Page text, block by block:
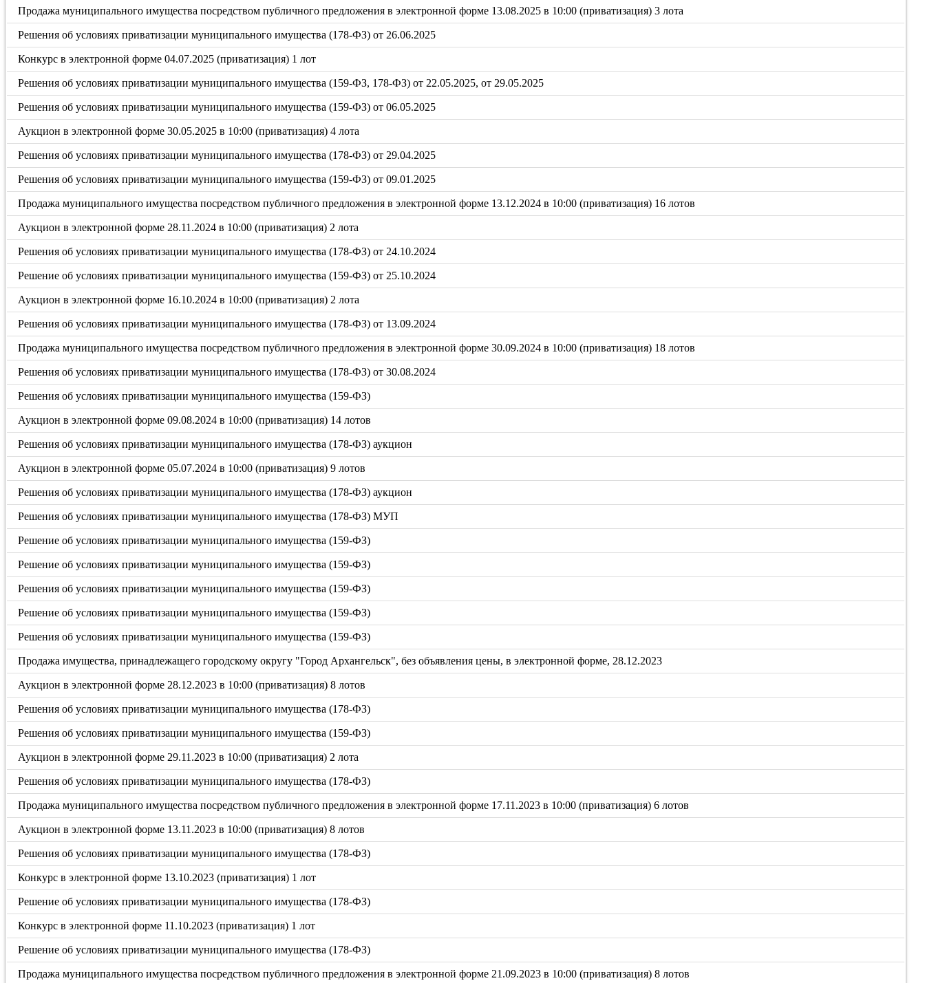
Продажа муниципального имущества посредством публичного предложения в электронной форме 13.08.2025 в 10:00 (приватизация) 3 лота
Решения об условиях приватизации муниципального имущества (178-ФЗ) от 26.06.2025
Конкурс в электронной форме 04.07.2025 (приватизация) 1 лот
Решения об условиях приватизации муниципального имущества (159-ФЗ, 178-ФЗ) от 22.05.2025, от 29.05.2025
Решения об условиях приватизации муниципального имущества (159-ФЗ) от 06.05.2025
Аукцион в электронной форме 30.05.2025 в 10:00 (приватизация) 4 лота
Решения об условиях приватизации муниципального имущества (178-ФЗ) от 29.04.2025
Решения об условиях приватизации муниципального имущества (159-ФЗ) от 09.01.2025
Продажа муниципального имущества посредством публичного предложения в электронной форме 13.12.2024 в 10:00 (приватизация) 16 лотов
Аукцион в электронной форме 28.11.2024 в 10:00 (приватизация) 2 лота
Решения об условиях приватизации муниципального имущества (178-ФЗ) от 24.10.2024
Решение об условиях приватизации муниципального имущества (159-ФЗ) от 25.10.2024
Аукцион в электронной форме 16.10.2024 в 10:00 (приватизация) 2 лота
Решения об условиях приватизации муниципального имущества (178-ФЗ) от 13.09.2024
Продажа муниципального имущества посредством публичного предложения в электронной форме 30.09.2024 в 10:00 (приватизация) 18 лотов
Решения об условиях приватизации муниципального имущества (178-ФЗ) от 30.08.2024
Решения об условиях приватизации муниципального имущества (159-ФЗ)
Аукцион в электронной форме 09.08.2024 в 10:00 (приватизация) 14 лотов
Решения об условиях приватизации муниципального имущества (178-ФЗ) аукцион
Аукцион в электронной форме 05.07.2024 в 10:00 (приватизация) 9 лотов
Решения об условиях приватизации муниципального имущества (178-ФЗ) аукцион
Решения об условиях приватизации муниципального имущества (178-ФЗ) МУП
Решение об условиях приватизации муниципального имущества (159-ФЗ)
Решение об условиях приватизации муниципального имущества (159-ФЗ)
Решения об условиях приватизации муниципального имущества (159-ФЗ)
Решение об условиях приватизации муниципального имущества (159-ФЗ)
Решения об условиях приватизации муниципального имущества (159-ФЗ)
Продажа имущества, принадлежащего городскому округу "Город Архангельск", без объявления цены, в электронной форме, 28.12.2023
Аукцион в электронной форме 28.12.2023 в 10:00 (приватизация) 8 лотов
Решения об условиях приватизации муниципального имущества (178-ФЗ)
Решения об условиях приватизации муниципального имущества (159-ФЗ)
Аукцион в электронной форме 29.11.2023 в 10:00 (приватизация) 2 лота
Решения об условиях приватизации муниципального имущества (178-ФЗ)
Продажа муниципального имущества посредством публичного предложения в электронной форме 17.11.2023 в 10:00 (приватизация) 6 лотов
Аукцион в электронной форме 13.11.2023 в 10:00 (приватизация) 8 лотов
Решения об условиях приватизации муниципального имущества (178-ФЗ)
Конкурс в электронной форме 13.10.2023 (приватизация) 1 лот
Решение об условиях приватизации муниципального имущества (178-ФЗ)
Конкурс в электронной форме 11.10.2023 (приватизация) 1 лот
Решение об условиях приватизации муниципального имущества (178-ФЗ)
Продажа муниципального имущества посредством публичного предложения в электронной форме 21.09.2023 в 10:00 (приватизация) 8 лотов